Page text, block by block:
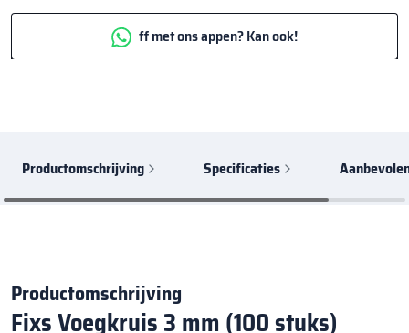
ff met ons appen? Kan ook!
Productomschrijving Specificaties
Productomschrijving
Fixs Voegkruis 3 mm (100 stuks)